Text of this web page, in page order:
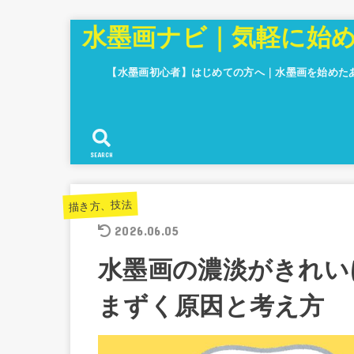
水墨画ナビ｜気軽に始
【水墨画初心者】はじめての方へ｜水墨画を始めた
SEARCH
描き方、技法
2026.06.05
水墨画の濃淡がきれ
まずく原因と考え方